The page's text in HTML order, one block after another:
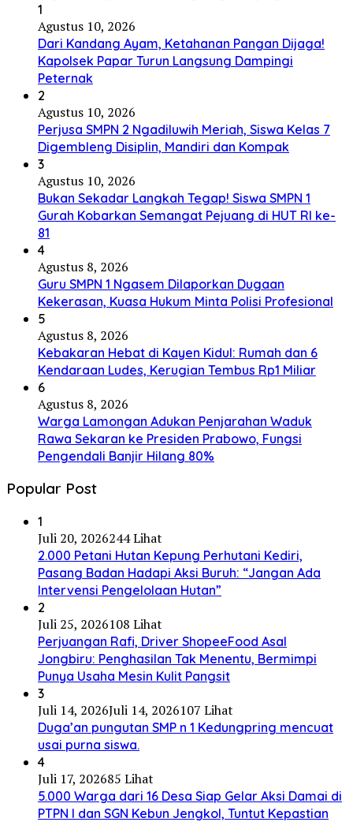
1
Agustus 10, 2026
Dari Kandang Ayam, Ketahanan Pangan Dijaga!
Kapolsek Papar Turun Langsung Dampingi
Peternak
2
Agustus 10, 2026
Perjusa SMPN 2 Ngadiluwih Meriah, Siswa Kelas 7
Digembleng Disiplin, Mandiri dan Kompak
3
Agustus 10, 2026
Bukan Sekadar Langkah Tegap! Siswa SMPN 1
Gurah Kobarkan Semangat Pejuang di HUT RI ke-
81
4
Agustus 8, 2026
Guru SMPN 1 Ngasem Dilaporkan Dugaan
Kekerasan, Kuasa Hukum Minta Polisi Profesional
5
Agustus 8, 2026
Kebakaran Hebat di Kayen Kidul: Rumah dan 6
Kendaraan Ludes, Kerugian Tembus Rp1 Miliar
6
Agustus 8, 2026
Warga Lamongan Adukan Penjarahan Waduk
Rawa Sekaran ke Presiden Prabowo, Fungsi
Pengendali Banjir Hilang 80%
Popular Post
1
Juli 20, 2026244 Lihat
2.000 Petani Hutan Kepung Perhutani Kediri,
Pasang Badan Hadapi Aksi Buruh: “Jangan Ada
Intervensi Pengelolaan Hutan”
2
Juli 25, 2026108 Lihat
Perjuangan Rafi, Driver ShopeeFood Asal
Jongbiru: Penghasilan Tak Menentu, Bermimpi
Punya Usaha Mesin Kulit Pangsit
3
Juli 14, 2026Juli 14, 2026107 Lihat
Duga’an pungutan SMP n 1 Kedungpring mencuat
usai purna siswa.
4
Juli 17, 202685 Lihat
5.000 Warga dari 16 Desa Siap Gelar Aksi Damai di
PTPN I dan SGN Kebun Jengkol, Tuntut Kepastian